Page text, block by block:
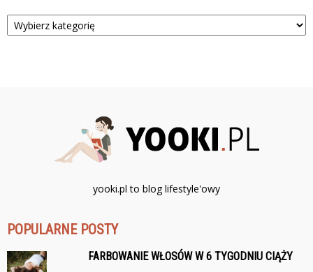
Kategorie
yooki.pl to blog lifestyle'owy
POPULARNE POSTY
FARBOWANIE WŁOSÓW W 6 TYGODNIU CIĄŻY